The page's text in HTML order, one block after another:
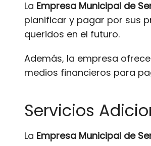
La Empresa Municipal de
planificar y pagar por sus
queridos en el futuro.
Además, la empresa
medios financieros para
Servicios
La Empresa Municipal de